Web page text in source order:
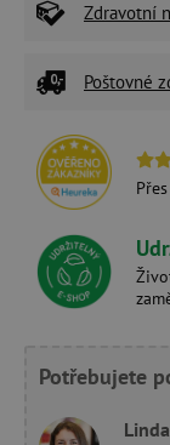
Zdravotní
Poštovné
Potřebujete